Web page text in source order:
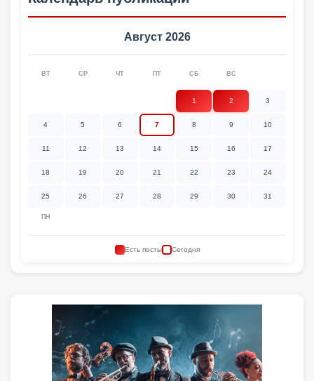
Август 2026
ПН
ВТ СР ЧТ ПТ СБ ВС
1 2 3
4 5 6 7 8 9 10
11 12 13 14 15 16 17
18 19 20 21 22 23 24
25 26 27 28 29 30 31
Есть посты Сегодня